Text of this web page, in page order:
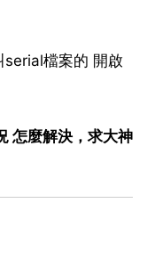
serial檔案的 開啟
怎麼解決，求大神